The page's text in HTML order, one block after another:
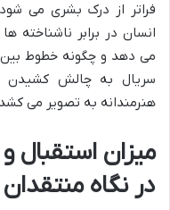
فراتر از درک بشری می
انسان در برابر
می دهد و چگونه خطوط بین
سریال به چالش کشیدن
هنرمندانه به تصویر می
در نگاه